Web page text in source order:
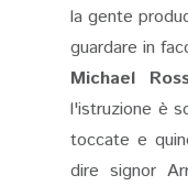
la gente
guardare in
Michael
l'istruzione è
toccate e
dire signor